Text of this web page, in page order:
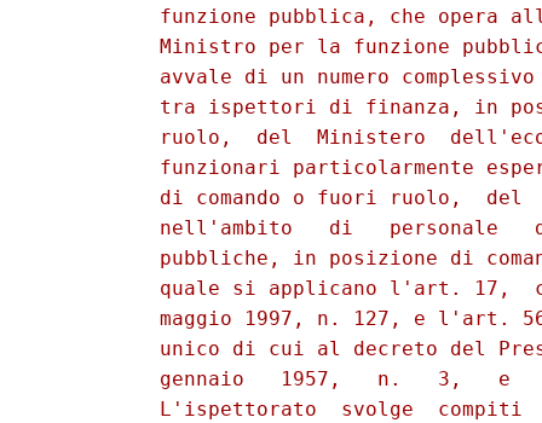
funzione pubblica, che opera
Ministro per la funzione
avvale di un numero
tra ispettori di finanza, in
ruolo,  del  Ministero
funzionari particolarmente
di comando o fuori ruolo,  del
nell'ambito   di   personale
pubbliche, in posizione di
quale si applicano l'art. 17,
maggio 1997, n. 127, e l'art.
unico di cui al decreto del
gennaio   1957,   n.   3,   e
L'ispettorato  svolge  compiti